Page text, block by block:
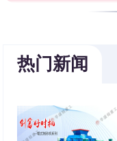
热门新闻